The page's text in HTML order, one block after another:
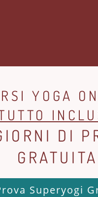
YOGA
DI
GRATUITA
Superyogi